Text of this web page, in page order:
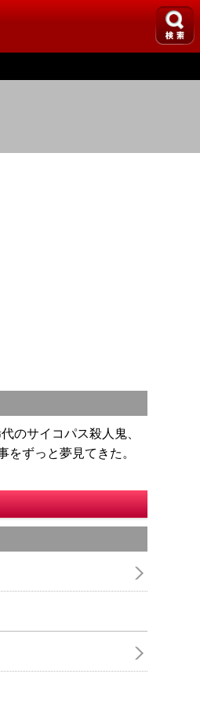
のサイコパス殺人鬼、
ずっと夢見てきた。